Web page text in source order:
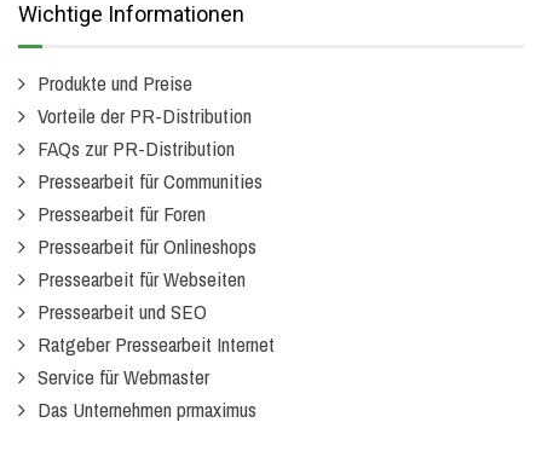
Wichtige Informationen
Produkte und Preise
Vorteile der PR-Distribution
FAQs zur PR-Distribution
Pressearbeit für Communities
Pressearbeit für Foren
Pressearbeit für Onlineshops
Pressearbeit für Webseiten
Pressearbeit und SEO
Ratgeber Pressearbeit Internet
Service für Webmaster
Das Unternehmen prmaximus